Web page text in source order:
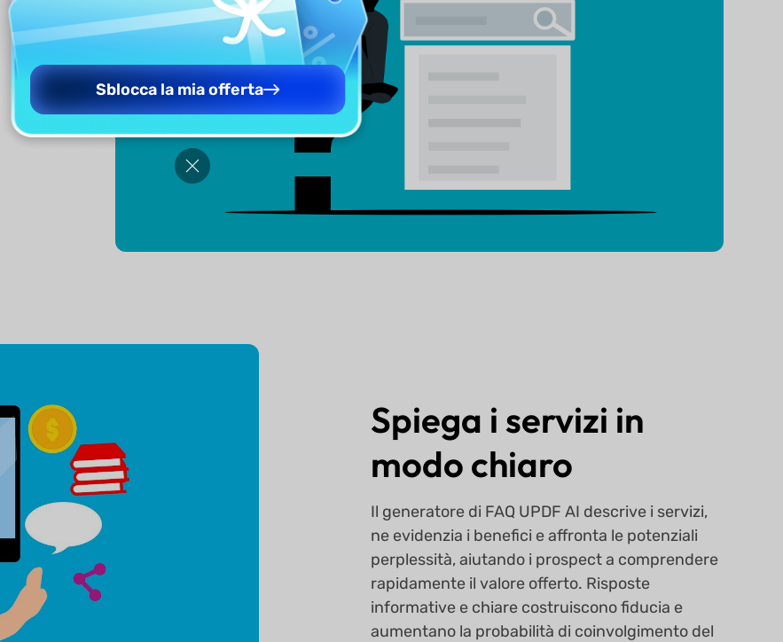
Spiega i servizi in
modo chiaro
Il generatore di FAQ UPDF AI descrive i servizi,
ne evidenzia i benefici e affronta le potenziali
perplessità, aiutando i prospect a comprendere
rapidamente il valore offerto. Risposte
informative e chiare costruiscono fiducia e
aumentano la probabilità di coinvolgimento del
Sblocca la mia offerta